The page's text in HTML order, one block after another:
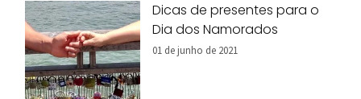
Dicas de presentes para o
Dia dos Namorados
01 de junho de 2021